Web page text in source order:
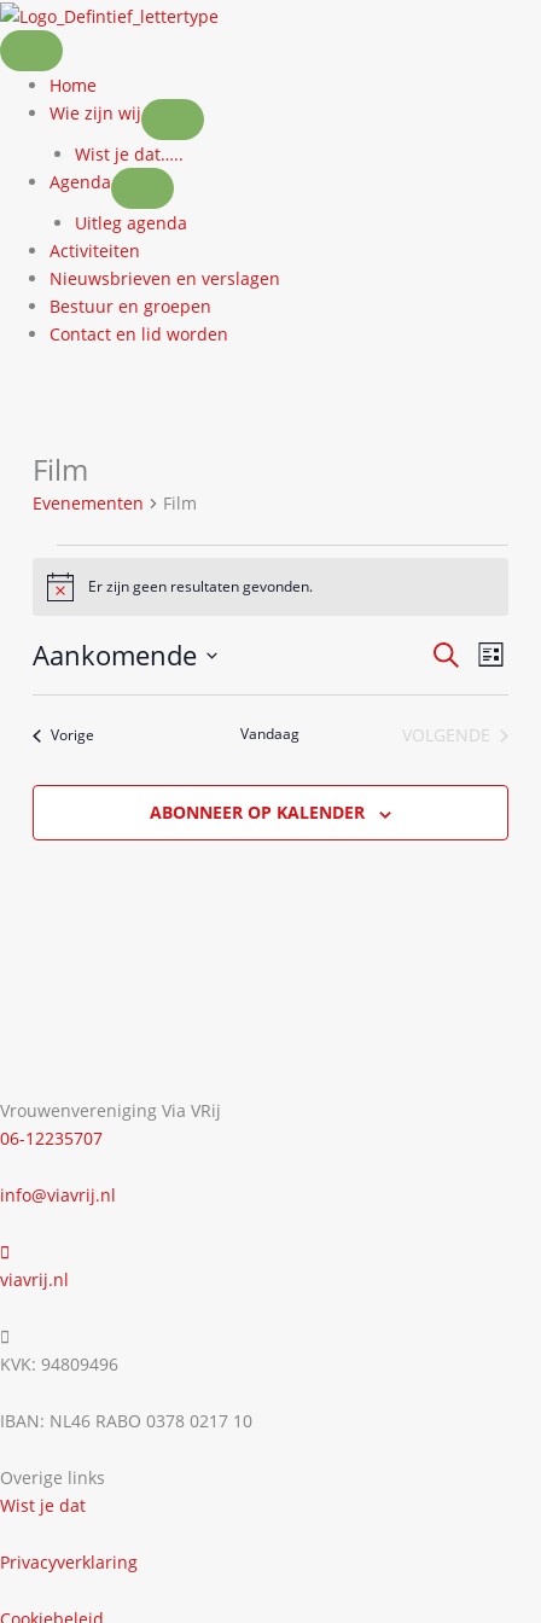
Ga
naar
de
inhoudHome
Wie zijn wij
Wist je dat…..
Agenda
Uitleg agenda
Activiteiten
Nieuwsbrieven en verslagen
Bestuur en groepen
Contact en lid worden
Film
Evenementen Film
BerichtEr zijn geen resultaten gevonden.
Evenementen
weergeven
ZOEKEN
LIJST
Aankomende
datum.
VorigeEvenementen Vandaag
VOLGENDE
ABONNEER OP KALENDER
Vrouwenvereniging Via VRij
06-12235707
info@viavrij.nl
viavrij.nl
KVK: 94809496
IBAN: NL46 RABO 0378 0217 10
Overige links
Wist je dat
Privacyverklaring